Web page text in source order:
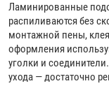
Ламинированные
распиливаются без
монтажной пены,
оформления
уголки и
ухода — достаточно